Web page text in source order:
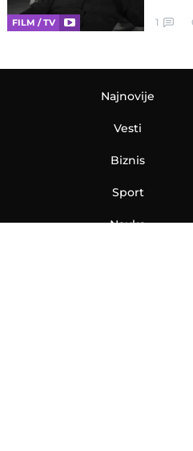
FILM / TV 1
Najnovije
Vesti
Biznis
Sport
Nauka